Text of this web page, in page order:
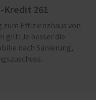
Kredit 261
zum Effizienzhaus von
gilt: Je besser die
nach Sanierung,